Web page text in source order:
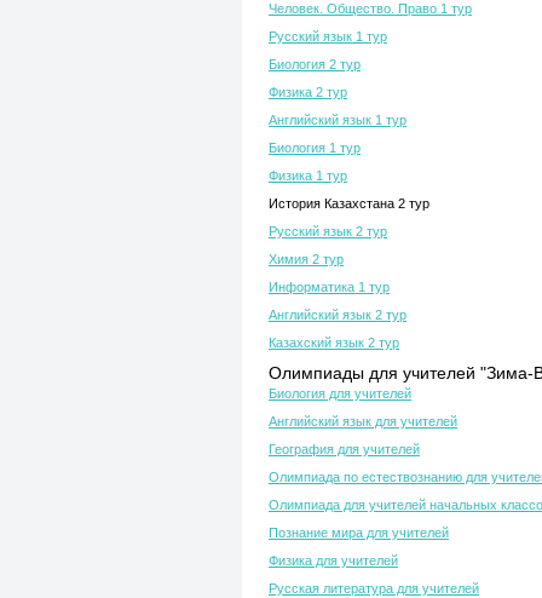
Человек. Общество. Право 1 тур
Русский язык 1 тур
Биология 2 тур
Физика 2 тур
Английский язык 1 тур
Биология 1 тур
Физика 1 тур
История Казахстана 2 тур
Русский язык 2 тур
Химия 2 тур
Информатика 1 тур
Английский язык 2 тур
Казахский язык 2 тур
Олимпиады для учителей "Зима-
Биология для учителей
Английский язык для учителей
География для учителей
Олимпиада по естествознанию для
Олимпиада для учителей начальных
Познание мира для учителей
Физика для учителей
Русская литература для учителей